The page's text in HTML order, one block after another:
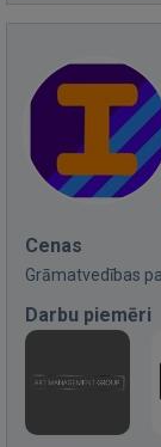
Cenas
Grāmatvedības
Darbu piemēri